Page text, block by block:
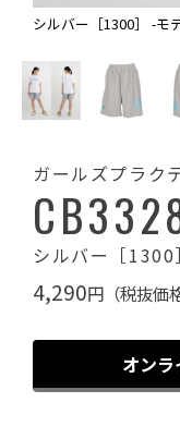
シルバー［1300］ -モ
ガールズプラク
シルバー［
4,290円（税抜価
オン